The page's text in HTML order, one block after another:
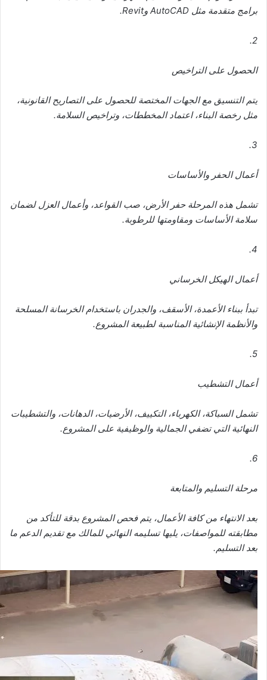
برامج متقدمة مثل AutoCAD وRevit.
2.
الحصول على التراخيص
يتم التنسيق مع الجهات المختصة للحصول على التصاريح القانونية،
مثل رخصة البناء، اعتماد المخططات، وتراخيص السلامة.
3.
أعمال الحفر والأساسات
تشمل هذه المرحلة حفر الأرض، صب القواعد، وأعمال العزل لضمان
سلامة الأساسات ومقاومتها للرطوبة.
4.
أعمال الهيكل الخرساني
تبدأ ببناء الأعمدة، الأسقف، والجدران باستخدام الخرسانة المسلحة
والأنظمة الإنشائية المناسبة لطبيعة المشروع.
5.
أعمال التشطيب
تشمل السباكة، الكهرباء، التكييف، الأرضيات، الدهانات، والتشطيبات
النهائية التي تضفي الجمالية والوظيفية على المشروع.
6.
مرحلة التسليم والمتابعة
بعد الانتهاء من كافة الأعمال، يتم فحص المشروع بدقة للتأكد من
مطابقته للمواصفات، يليها تسليمه النهائي للمالك مع تقديم الدعم ما
بعد التسليم.